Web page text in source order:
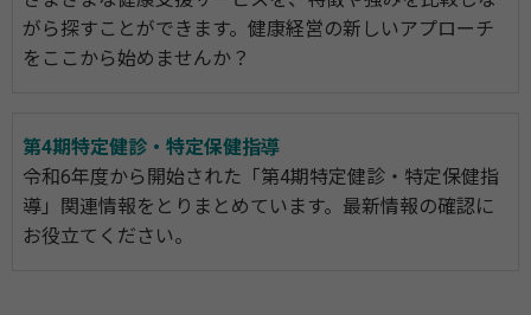
がら探すことができます。健康経営の新しいアプローチ
をここから始めませんか？
第4期特定健診・特定保健指導
令和6年度から開始された「第4期特定健診・特定保健指
導」関連情報をとりまとめています。最新情報の確認に
お役立てください。